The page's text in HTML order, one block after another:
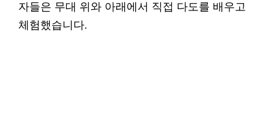
자들은 무대 위와 아래에서 직접 다도를 배우고
체험했습니다.